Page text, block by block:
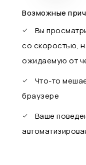
Возможные
Вы
со скоростью,
ожидаемую от
Что-то
браузере
Ваше